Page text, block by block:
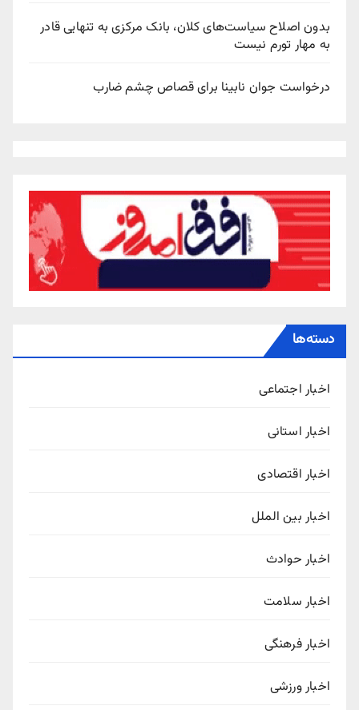
بدون اصلاح سیاست‌های کلان، بانک مرکزی به تنهایی قادر
به مهار تورم نیست
درخواست جوان نابینا برای قصاص چشم ضارب
دسته‌ها
اخبار اجتماعی
اخبار استانی
اخبار اقتصادی
اخبار بین الملل
اخبار حوادث
اخبار سلامت
اخبار فرهنگی
اخبار ورزشی